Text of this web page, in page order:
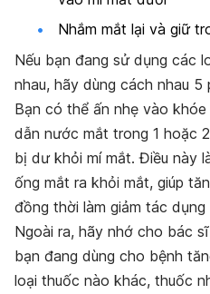
Nhắm mắt lại và giữ
Nếu bạn đang sử dụng các
nhau, hãy dùng cách nhau 5
Bạn có thể ấn nhẹ vào
dẫn nước mắt trong 1 hoặc
bị dư khỏi mí mắt. Điều này
ống mắt ra khỏi mắt, giúp
đồng thời làm giảm tác dụng
Ngoài ra, hãy nhớ cho bác
bạn đang dùng cho bệnh
loại thuốc nào khác, thuốc